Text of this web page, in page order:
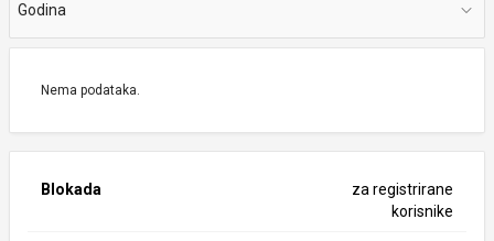
Godina
Nema podataka.
Blokada
za registrirane
korisnike